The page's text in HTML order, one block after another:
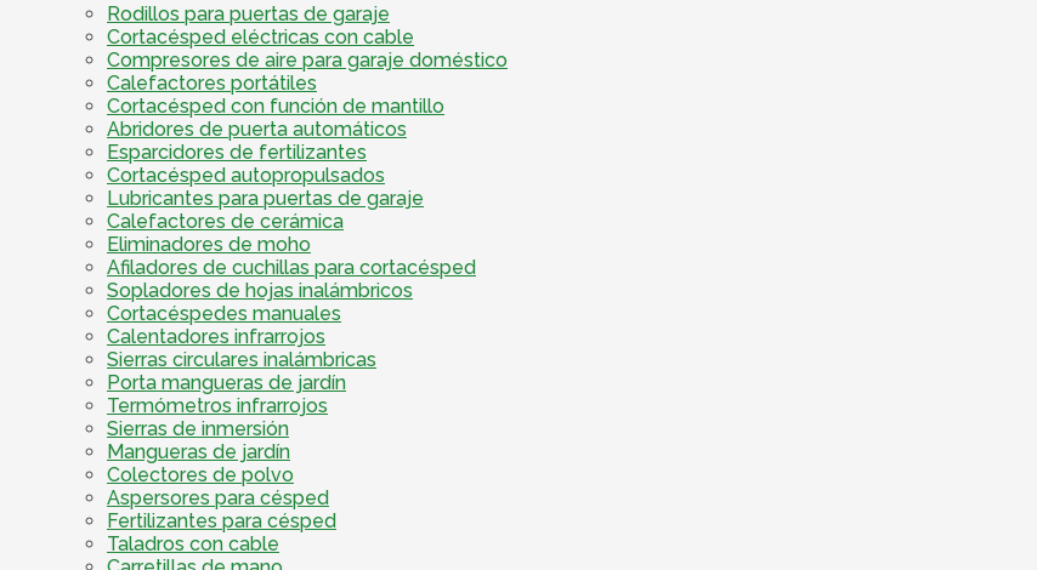
Rodillos para puertas de garaje
Cortacésped eléctricas con cable
Compresores de aire para garaje doméstico
Calefactores portátiles
Cortacésped con función de mantillo
Abridores de puerta automáticos
Esparcidores de fertilizantes
Cortacésped autopropulsados
Lubricantes para puertas de garaje
Calefactores de cerámica
Eliminadores de moho
Afiladores de cuchillas para cortacésped
Sopladores de hojas inalámbricos
Cortacéspedes manuales
Calentadores infrarrojos
Sierras circulares inalámbricas
Porta mangueras de jardín
Termómetros infrarrojos
Sierras de inmersión
Mangueras de jardín
Colectores de polvo
Aspersores para césped
Fertilizantes para césped
Taladros con cable